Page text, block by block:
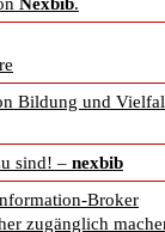
Bildung und
sind! – nexbib
Broker
zugänglich
lesen
ist